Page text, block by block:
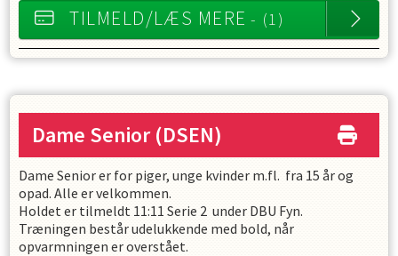
TILMELD/LÆS MERE - (1)
Dame Senior (DSEN)
Dame Senior er for piger, unge kvinder m.fl. fra 15 år og
opad. Alle er velkommen.
Holdet er tilmeldt 11:11 Serie 2 under DBU Fyn.
Træningen består udelukkende med bold, når
opvarmningen er overstået.